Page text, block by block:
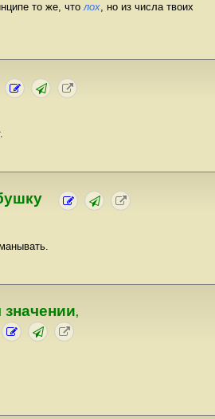
то же, чтолох, но из числа твоих
,